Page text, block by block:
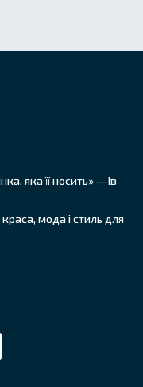
яка її носить» — Ів
мода і стиль для